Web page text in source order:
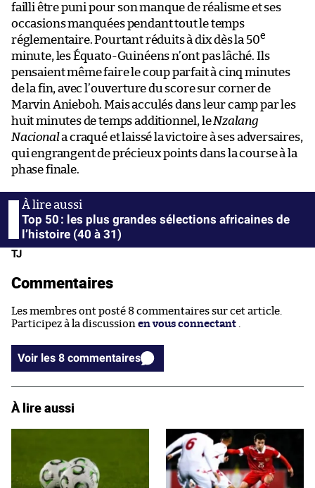
failli être puni pour son manque de réalisme et ses
occasions manquées pendant tout le temps
réglementaire. Pourtant réduits à dix dès la 50e
minute, les Équato-Guinéens n’ont pas lâché. Ils
pensaient même faire le coup parfait à cinq minutes
de la fin, avec l’ouverture du score sur corner de
Marvin Anieboh. Mais acculés dans leur camp par les
huit minutes de temps additionnel, leNzalang
Nacionala craqué et laissé la victoire à ses adversaires,
qui engrangent de précieux points dans la course à la
phase finale.
Top 50 : les plus grandes sélections africaines de
l’histoire (40 à 31)
TJ
Commentaires
Les membres ont posté 8 commentaires sur cet article.
Participez à la discussion en vous connectant
Voir les 8 commentaires
À lire aussi